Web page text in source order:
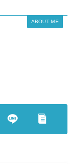
ABOUT ME